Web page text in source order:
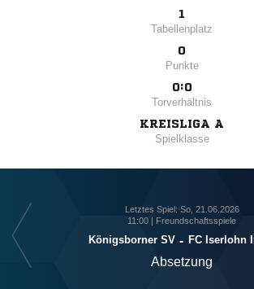
1
Tabellenplatz
0
Punkte
0:0
Torverhältnis
KREISLIGA A
Spielklasse
Letztes Spiel: So, 21.06.2026
11:00 | Freundschaftsspiele
Königsborner SV - FC Iserlohn II
Absetzung